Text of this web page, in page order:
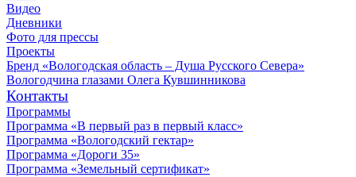
Видео
Дневники
Фото для прессы
Проекты
Бренд «Вологодская область – Душа Русского Севера»
Вологодчина глазами Олега Кувшинникова
Контакты
Программы
Программа «В первый раз в первый класс»
Программа «Вологодский гектар»
Программа «Дороги 35»
Программа «Земельный сертификат»